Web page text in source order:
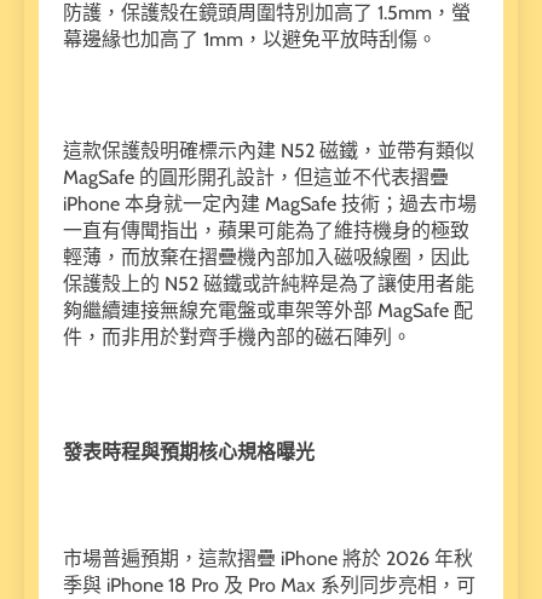
防護，保護殼在鏡頭周圍特別加高了 1.5mm，螢
幕邊緣也加高了 1mm，以避免平放時刮傷。
這款保護殼明確標示內建 N52 磁鐵，並帶有類似
MagSafe 的圓形開孔設計，但這並不代表摺疊
iPhone 本身就一定內建 MagSafe 技術；過去市場
一直有傳聞指出，蘋果可能為了維持機身的極致
輕薄，而放棄在摺疊機內部加入磁吸線圈，因此
保護殼上的 N52 磁鐵或許純粹是為了讓使用者能
夠繼續連接無線充電盤或車架等外部 MagSafe 配
件，而非用於對齊手機內部的磁石陣列。
發表時程與預期核心規格曝光
市場普遍預期，這款摺疊 iPhone 將於 2026 年秋
季與 iPhone 18 Pro 及 Pro Max 系列同步亮相，可